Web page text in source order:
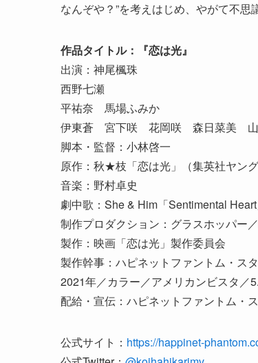
なんぞや？”を考えはじめ、やがて不思
作品タイトル：『恋は光』
出演：神尾楓珠
西野七瀬
平祐奈 馬場ふみか
伊東蒼 宮下咲 花岡咲 森日菜美 山
脚本・監督：小林啓一
原作：秋★枝「恋は光」（集英社ヤン
音楽：野村卓史
劇中歌：She & Him「Sentimental
制作プロダクション：グラスホッパー
製作：映画「恋は光」製作委員会
製作幹事：ハピネットファントム・ス
2021年／カラー／アメリカンビスタ／
配給・宣伝：ハピネットファントム・
公式サイト： https://happinet-